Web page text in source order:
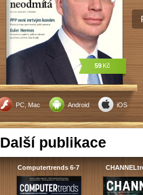
PC, Mac Android iOS
59 Kč
Další publikace
Computertrends 6-7